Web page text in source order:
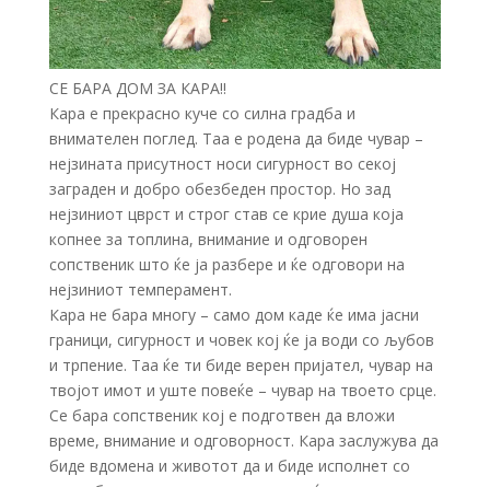
СЕ БАРА ДОМ ЗА КАРА!!
Кара е прекрасно куче со силна градба и
внимателен поглед. Таа е родена да биде чувар –
нејзината присутност носи сигурност во секој
заграден и добро обезбеден простор. Но зад
нејзиниот цврст и строг став се крие душа која
копнее за топлина, внимание и одговорен
сопственик што ќе ја разбере и ќе одговори на
нејзиниот темперамент.
Кара не бара многу – само дом каде ќе има јасни
граници, сигурност и човек кој ќе ја води со љубов
и трпение. Таа ќе ти биде верен пријател, чувар на
твојот имот и уште повеќе – чувар на твоето срце.
Се бара сопственик кој е подготвен да вложи
време, внимание и одговорност. Кара заслужува да
биде вдомена и животот да и биде исполнет со